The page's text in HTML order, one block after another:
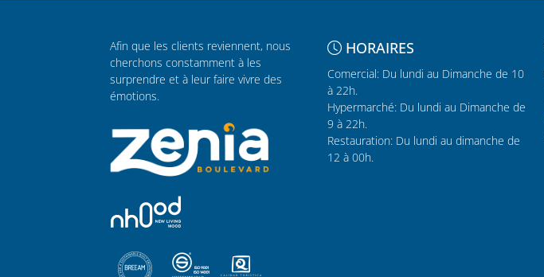
Afin que les clients reviennent, nous
cherchons constamment à les
surprendre et à leur faire vivre des
émotions.
HORAIRES
Comercial: Du lundi au Dimanche de 10
à 22h.
Hypermarché: Du lundi au Dimanche de
9 à 22h.
Restauration: Du lundi au dimanche de
12 à 00h.